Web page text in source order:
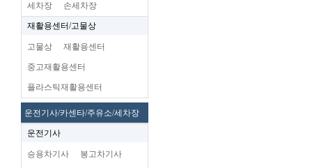
세차장 손세차장
재활용센터/고물상
고물상 재활용센터
중고재활용센터
플라스틱재활용센터
운전기사/카센타/주유소/세차장
운전기사
승용차기사 봉고차기사